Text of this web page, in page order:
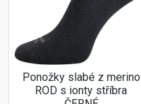
Ponožky slabé z merino
ROD s ionty stříbra